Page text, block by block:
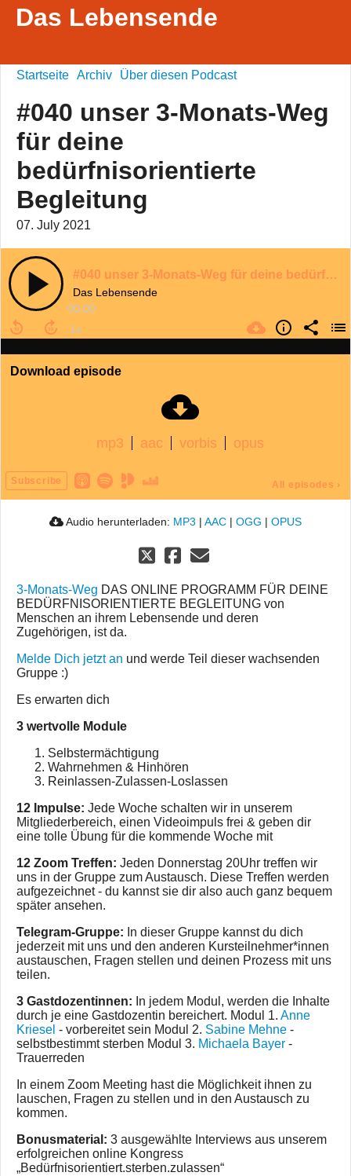
Das Lebensende
Startseite Archiv Über diesen Podcast
#040 unser 3-Monats-Weg
für deine
bedürfnisorientierte
Begleitung
07. July 2021
#040 unser 3-Monats-Weg für deine bedürfnisorientierte Begleitung
Das Lebensende
00:00
Download episode
mp3 aac vorbis opus
Subscribe All episodes ›
Audio herunterladen: MP3 | AAC | OGG | OPUS
3-Monats-Weg DAS ONLINE PROGRAMM FÜR DEINE
BEDÜRFNISORIENTIERTE BEGLEITUNG von
Menschen an ihrem Lebensende und deren
Zugehörigen, ist da.
Melde Dich jetzt an und werde Teil dieser wachsenden
Gruppe :)
Es erwarten dich
3 wertvolle Module
Selbstermächtigung
Wahrnehmen & Hinhören
Reinlassen-Zulassen-Loslassen
12 Impulse: Jede Woche schalten wir in unserem
Mitgliederbereich, einen Videoimpuls frei & geben dir
eine tolle Übung für die kommende Woche mit
12 Zoom Treffen: Jeden Donnerstag 20Uhr treffen wir
uns in der Gruppe zum Austausch. Diese Treffen werden
aufgezeichnet - du kannst sie dir also auch ganz bequem
später ansehen.
Telegram-Gruppe: In dieser Gruppe kannst du dich
jederzeit mit uns und den anderen Kursteilnehmer*innen
austauschen, Fragen stellen und deinen Prozess mit uns
teilen.
3 Gastdozentinnen: In jedem Modul, werden die Inhalte
durch je eine Gastdozentin bereichert. Modul 1. Anne
Kriesel - vorbereitet sein Modul 2. Sabine Mehne -
selbstbestimmt sterben Modul 3. Michaela Bayer -
Trauerreden
In einem Zoom Meeting hast die Möglichkeit ihnen zu
lauschen, Fragen zu stellen und in den Austausch zu
kommen.
Bonusmaterial: 3 ausgewählte Interviews aus unserem
erfolgreichen online Kongress
„Bedürfnisorientiert.sterben.zulassen“